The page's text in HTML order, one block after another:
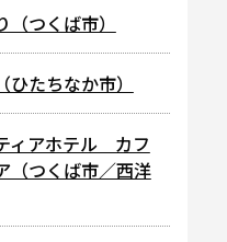
つくば市）
たちなか市）
ィアホテル カフ
（つくば市／西洋